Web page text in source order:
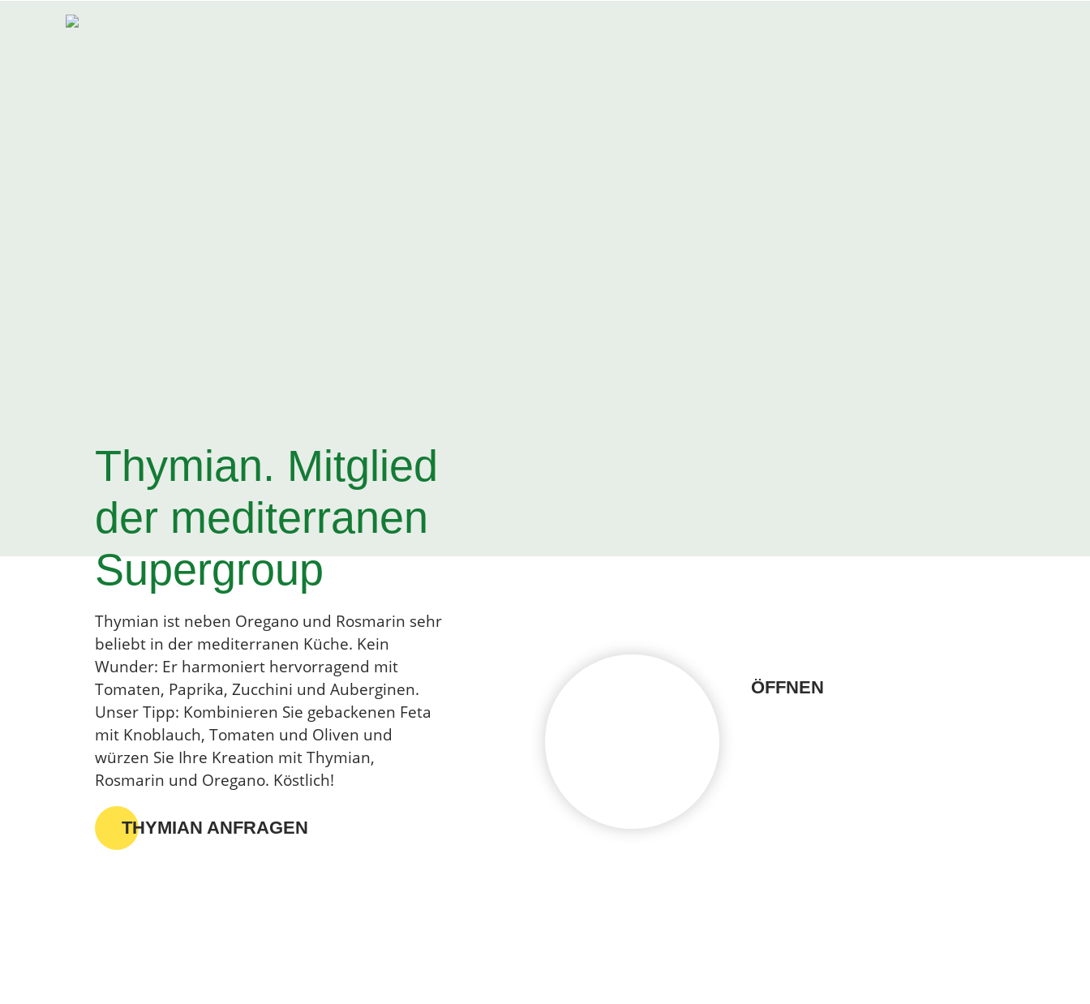
Thymian. Mitglied
der mediterranen
Supergroup
Thymian ist neben Oregano und Rosmarin sehr
beliebt in der mediterranen Küche. Kein
Wunder: Er harmoniert hervorragend mit
Tomaten, Paprika, Zucchini und Auberginen.
Unser Tipp: Kombinieren Sie gebackenen Feta
mit Knoblauch, Tomaten und Oliven und
würzen Sie Ihre Kreation mit Thymian,
Rosmarin und Oregano. Köstlich!
THYMIAN ANFRAGEN
ÖFFNEN